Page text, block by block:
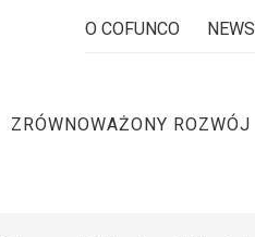
O COFUNCO NEWS
ZRÓWNOWAŻONY ROZWÓJ